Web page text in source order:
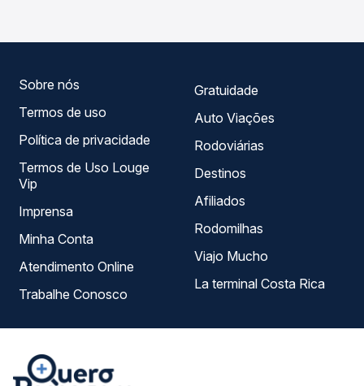
Sobre nós
Termos de uso
Política de privacidade
Termos de Uso Louge
Vip
Imprensa
Minha Conta
Atendimento Online
Trabalhe Conosco
Gratuidade
Auto Viações
Rodoviárias
Destinos
Afiliados
Rodomilhas
Viajo Mucho
La terminal Costa Rica